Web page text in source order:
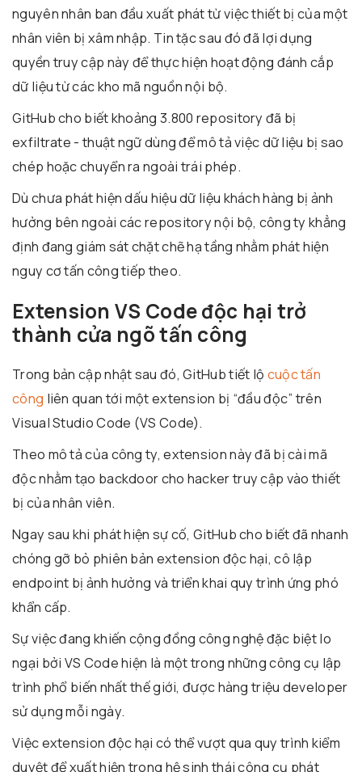
nguyên nhân ban đầu xuất phát từ việc thiết bị của một
nhân viên bị xâm nhập. Tin tặc sau đó đã lợi dụng
quyền truy cập này để thực hiện hoạt động đánh cắp
dữ liệu từ các kho mã nguồn nội bộ.
GitHub cho biết khoảng 3.800 repository đã bị
exfiltrate - thuật ngữ dùng để mô tả việc dữ liệu bị sao
chép hoặc chuyển ra ngoài trái phép.
Dù chưa phát hiện dấu hiệu dữ liệu khách hàng bị ảnh
hưởng bên ngoài các repository nội bộ, công ty khẳng
định đang giám sát chặt chẽ hạ tầng nhằm phát hiện
nguy cơ tấn công tiếp theo.
Extension VS Code độc hại trở
thành cửa ngõ tấn công
Trong bản cập nhật sau đó, GitHub tiết lộ cuộc tấn
công liên quan tới một extension bị “đầu độc” trên
Visual Studio Code (VS Code).
Theo mô tả của công ty, extension này đã bị cài mã
độc nhằm tạo backdoor cho hacker truy cập vào thiết
bị của nhân viên.
Ngay sau khi phát hiện sự cố, GitHub cho biết đã nhanh
chóng gỡ bỏ phiên bản extension độc hại, cô lập
endpoint bị ảnh hưởng và triển khai quy trình ứng phó
khẩn cấp.
Sự việc đang khiến cộng đồng công nghệ đặc biệt lo
ngại bởi VS Code hiện là một trong những công cụ lập
trình phổ biến nhất thế giới, được hàng triệu developer
sử dụng mỗi ngày.
Việc extension độc hại có thể vượt qua quy trình kiểm
duyệt để xuất hiện trong hệ sinh thái công cụ phát